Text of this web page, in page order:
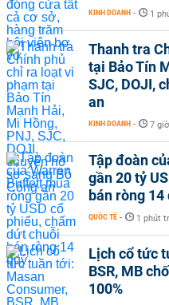
KINH DOANH - 1
Thanh tra
tại Bảo Tín
SJC, DOJI,
an
KINH DOANH - 7
Tập đoàn
gần 20 tỷ
bán ròng 14
QUỐC TẾ - 1 phút
Lịch cổ tức
BSR, MB
100%